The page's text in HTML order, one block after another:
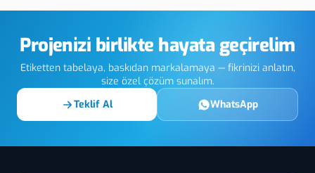
Üretimi
Projenizi birlikte hayata geçirelim
Etiketten tabelaya, baskıdan markalamaya — fikrinizi anlatın,
size özel çözüm sunalım.
Teklif Al
WhatsApp